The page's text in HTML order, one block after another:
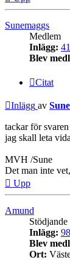
Sunemaggs
Medlem
Inlägg: 41
Blev
Citat
Inlägg av
tackar för
jag skall leta
MVH /Sune
Det man inte
Upp
Amund
Inlägg:
Blev
Ort: